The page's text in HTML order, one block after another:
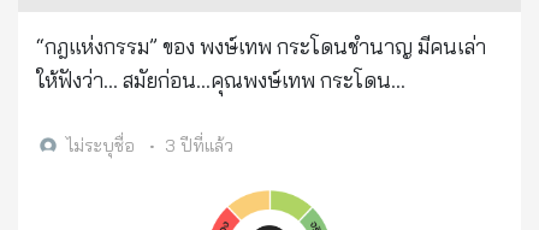
“กฎแห่งกรรม” ของ พงษ์เทพ กระโดนชำนาญ มีคนเล่า
ให้ฟังว่า... สมัยก่อน...คุณพงษ์เทพ กระโดน
๕ ~ ๖ คน...ทุกวันก็จะเปลี่ยนเวรกัน...ล่าสัตว์ป่า...มาทำ
ยาว...สะพายบ่า.เดินเข้าป่าไป... > อาหารโปรดของคุณ
ไม่ระบุชื่อ • 3 ปีที่แล้ว